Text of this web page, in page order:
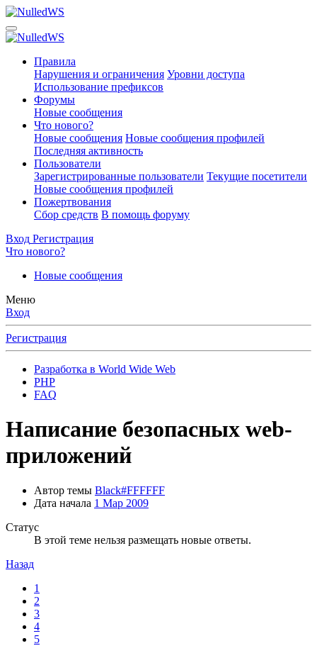
Правила
Нарушения и ограничения Уровни доступа
Использование префиксов
Форумы
Новые сообщения
Что нового?
Новые сообщения Новые сообщения профилей
Последняя активность
Пользователи
Зарегистрированные пользователи Текущие посетители
Новые сообщения профилей
Пожертвования
Сбор средств В помощь форуму
Вход Регистрация
Что нового?
Новые сообщения
Меню
Вход
Регистрация
Разработка в World Wide Web
PHP
FAQ
Написание безопасных web-
приложений
Автор темы Black#FFFFFF
Дата начала 1 Мар 2009
Статус
В этой теме нельзя размещать новые ответы.
Назад
1
2
3
4
5